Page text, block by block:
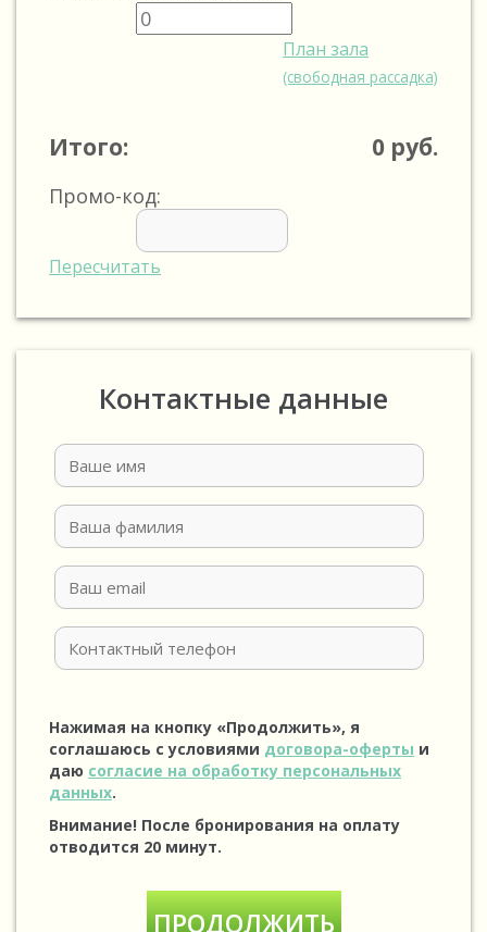
План зала
(свободная рассадка)
Итого: 0 руб.
Промо-код:
Пересчитать
Контактные данные
Нажимая на кнопку «Продолжить», я
соглашаюсь с условиями договора-оферты и
даю согласие на обработку персональных
данных.
Внимание! После бронирования на оплату
отводится 20 минут.